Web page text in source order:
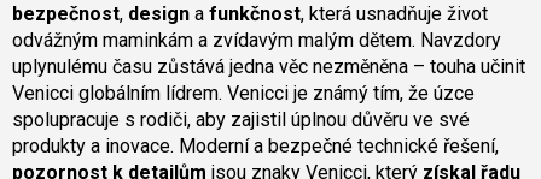
bezpečnost, design a funkčnost, která usnadňuje život
odvážným maminkám a zvídavým malým dětem. Navzdory
uplynulému času zůstává jedna věc nezměněna – touha učinit
Venicci globálním lídrem. Venicci je známý tím, že úzce
spolupracuje s rodiči, aby zajistil úplnou důvěru ve své
produkty a inovace. Moderní a bezpečné technické řešení,
pozornost k detailům jsou znaky Venicci, který získal řadu